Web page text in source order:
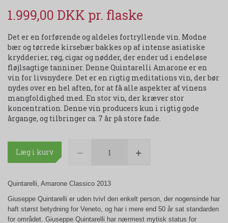
1.999,00 DKK
Det er en forførende og aldeles fortryllende vin. Modne
bær og tørrede kirsebær bakkes op af intense asiatiske
krydderier, røg, cigar og nødder, der ender ud i endeløse
fløjlsagtige tanniner. Denne Quintarelli Amarone er en
vin for livsnydere. Det er en rigtig meditations vin, der bør
nydes over en hel aften, for at få alle aspekter af vinens
mangfoldighed med. En stor vin, der kræver stor
koncentration. Denne vin producers kun i rigtig gode
årgange, og tilbringer ca. 7 år på store fade.
Læg i kurv
Quintarelli, Amarone Classico 2013
Giuseppe Quintarelli er uden tvivl den enkelt person, der nogensinde har
haft størst betydning for Veneto, og har i mere end 50 år sat standarden
for området. Giuseppe Quintarelli har nærmest mytisk status for